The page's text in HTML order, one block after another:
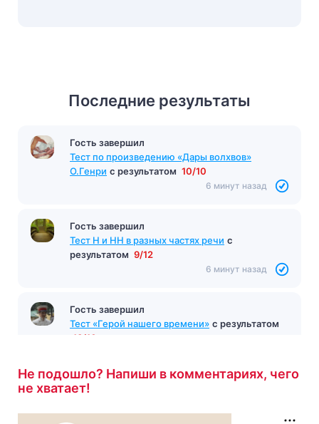
Последние результаты
Гость завершил
Тест Басни Крылова (5 класс) с результатом
4/10
6 минут назад
Гость завершил
Тест по произведению «Дары волхвов»
Гость завершил
Тест Н и НН в разных частях речи
Гость завершил
6 минут назад
Не подошло? Напиши в комментариях, чего
не хватает!